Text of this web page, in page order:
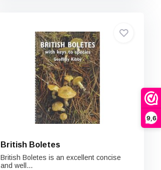
9,6
British Boletes
British Boletes is an excellent concise
and well...